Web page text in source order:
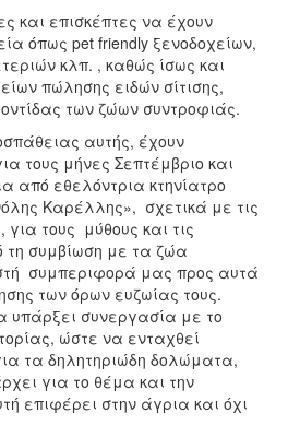
και επισκέπτες να έχουν
όπως pet friendly ξενοδοχείων,
κλπ. , καθώς ίσως και
πώλησης ειδών σίτισης,
των ζώων συντροφιάς.
αυτής, έχουν
τους μήνες Σεπτέμβριο και
από εθελόντρια κτηνίατρο
Καρέλλης», σχετικά με τις
τους μύθους και τις
συμβίωση με τα ζώα
συμπεριφορά μας προς αυτά
των όρων ευζωίας τους.
υπάρξει συνεργασία με το
ώστε να ενταχθεί
τα δηλητηριώδη δολώματα,
για το θέμα και την
επιφέρει στην άγρια και όχι